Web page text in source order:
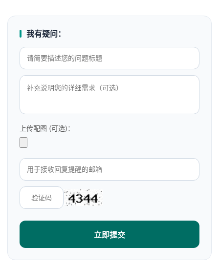
我有疑问：
上传配图 (可选)：
立即提交